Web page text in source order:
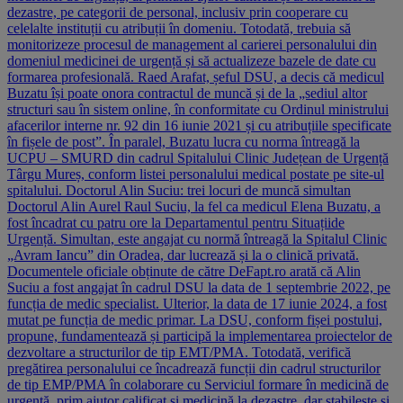
dezastre, pe categorii de personal, inclusiv prin cooperare cu
celelalte instituții cu atribuții în domeniu. Totodată, trebuia să
monitorizeze procesul de management al carierei personalului din
domeniul medicinei de urgență și să actualizeze bazele de date cu
formarea profesională. Raed Arafat, șeful DSU, a decis că medicul
Buzatu își poate onora contractul de muncă și de la „sediul altor
structuri sau în sistem online, în conformitate cu Ordinul ministrului
afacerilor interne nr. 92 din 16 iunie 2021 și cu atribuțiile specificate
în fișele de post”. În paralel, Buzatu lucra cu norma întreagă la
UCPU – SMURD din cadrul Spitalului Clinic Județean de Urgență
Târgu Mureș, conform listei personalului medical postate pe site-ul
spitalului. Doctorul Alin Suciu: trei locuri de muncă simultan
Doctorul Alin Aurel Raul Suciu, la fel ca medicul Elena Buzatu, a
fost încadrat cu patru ore la Departamentul pentru Situațiide
Urgență. Simultan, este angajat cu normă întreagă la Spitalul Clinic
„Avram Iancu” din Oradea, dar lucrează și la o clinică privată.
Documentele oficiale obținute de către DeFapt.ro arată că Alin
Suciu a fost angajat în cadrul DSU la data de 1 septembrie 2022, pe
funcția de medic specialist. Ulterior, la data de 17 iunie 2024, a fost
mutat pe funcția de medic primar. La DSU, conform fișei postului,
propune, fundamentează și participă la implementarea proiectelor de
dezvoltare a structurilor de tip EMT/PMA. Totodată, verifică
pregătirea personalului ce încadrează funcții din cadrul structurilor
de tip EMP/PMA în colaborare cu Serviciul formare în medicină de